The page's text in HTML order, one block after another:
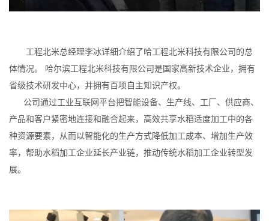
工程北米总经理李冰详细介绍了哈工程北米科技有限公司的总
体情况。 哈尔滨工程北米科技有限公司是国家高新技术企业，拥有
省级技术研发中心，并拥有百项自主知识产权。
公司通过工业互联网平台把智能设备、生产线、工厂、供应商、
产品和客户紧密地连接和融合起来，高效共享水稻适度加工中的各
种资源要素，从而以智能化的生产方式降低加工成本、增加生产效
率，帮助水稻加工企业延长产业链，推动传统水稻加工企业转型发
展。